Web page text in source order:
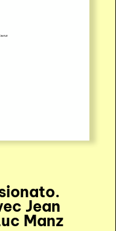
Jean
Manz